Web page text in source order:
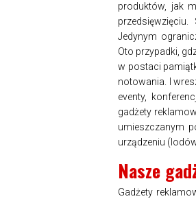
produktów, jak
Jedynym
Oto przypadki,
w postaci
notowania. I
eventy,
gadżety
umieszczanym
urządzeniu
Nasze
Gadżety